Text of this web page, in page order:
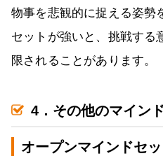
物事を悲観的に捉える姿勢
セットが強いと、挑戦する
限されることがあります。
4．その他のマイン
オープンマインドセッ